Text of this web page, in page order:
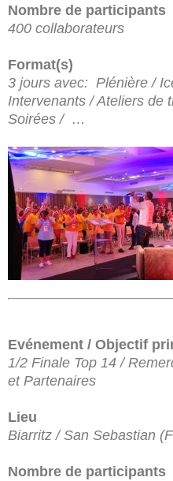
Nombre de participants
400 collaborateurs
Format(s)
3 jours avec: Plénière /
Intervenants / Ateliers de
Soirées / …
Evénement / Objectif
1/2 Finale Top 14 /
et Partenaires
Lieu
Biarritz / San Sebastian
Nombre de participants